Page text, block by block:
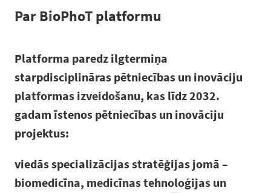
Par BioPhoT platformu
Platforma paredz ilgtermiņa
starpdisciplināras pētniecības un inovāciju
platformas izveidošanu, kas līdz 2032.
gadam īstenos pētniecības un inovāciju
projektus:
viedās specializācijas stratēģijas jomā –
biomedicīna, medicīnas tehnoloģijas un